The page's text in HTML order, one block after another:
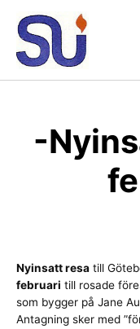
innehåll
-
Nyinsatt resa till
februari till rosade
som bygger på Jane
Antagning sker med